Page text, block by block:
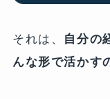
それは、 自分の
んな形で活かす